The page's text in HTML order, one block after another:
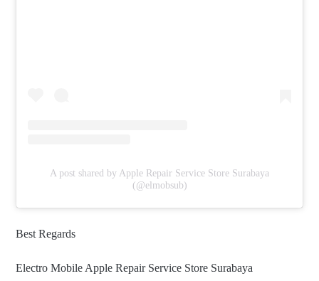
A post shared by Apple Repair Service Store Surabaya
(@elmobsub)
Best Regards
Electro Mobile Apple Repair Service Store Surabaya